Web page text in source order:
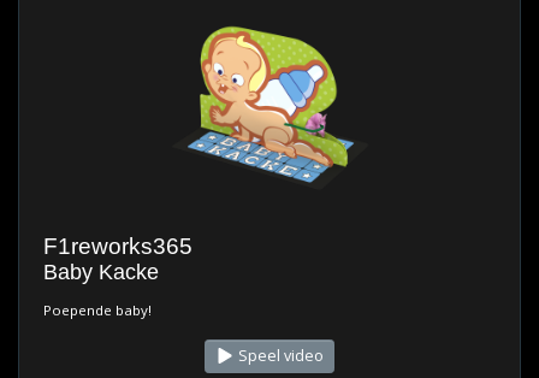
F1reworks365
Baby Kacke
Poepende baby!
Speel video